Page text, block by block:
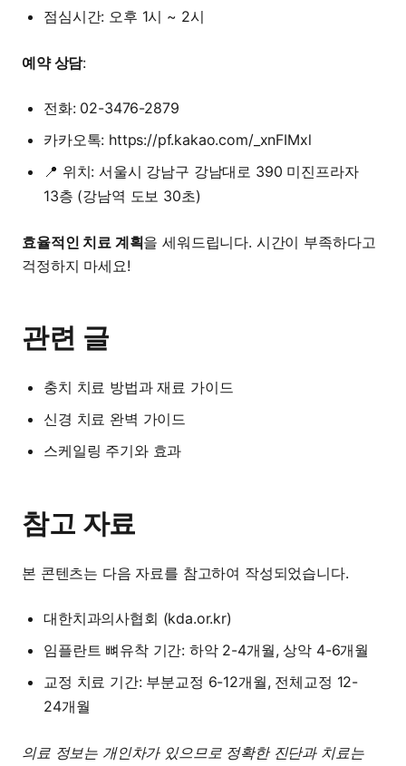
점심시간: 오후 1시 ~ 2시
예약 상담:
전화: 02-3476-2879
카카오톡: https://pf.kakao.com/_xnFIMxl
📍 위치: 서울시 강남구 강남대로 390 미진프라자
13층 (강남역 도보 30초)
효율적인 치료 계획을 세워드립니다. 시간이 부족하다고
걱정하지 마세요!
관련 글
충치 치료 방법과 재료 가이드
신경 치료 완벽 가이드
스케일링 주기와 효과
참고 자료
본 콘텐츠는 다음 자료를 참고하여 작성되었습니다.
대한치과의사협회 (kda.or.kr)
임플란트 뼈유착 기간: 하악 2-4개월, 상악 4-6개월
교정 치료 기간: 부분교정 6-12개월, 전체교정 12-
24개월
의료 정보는 개인차가 있으므로 정확한 진단과 치료는